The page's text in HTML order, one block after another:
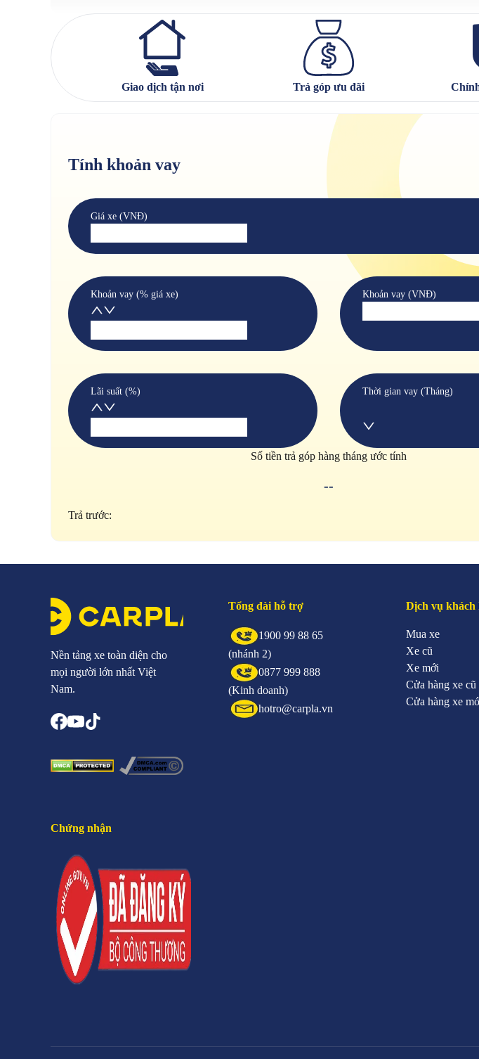
Giao dịch tận nơi Trả góp ưu đãi
Tính khoản vay
Giá xe (VNĐ)
Khoản vay (% giá xe) Khoản vay (VNĐ)
Lãi suất (%) Thời gian vay (Tháng)
Số tiền trả góp hàng tháng ước tính
--
Trả trước:
Nền tảng xe toàn diện cho
mọi người lớn nhất Việt
Nam.
Tổng đài hỗ trợ
1900 99 88 65
(nhánh 2)
0877 999 888
(Kinh doanh)
hotro@carpla.vn
Dịch vụ khách
Mua xe
Xe cũ
Xe mới
Cửa hàng xe cũ
Cửa hàng xe
Chứng nhận